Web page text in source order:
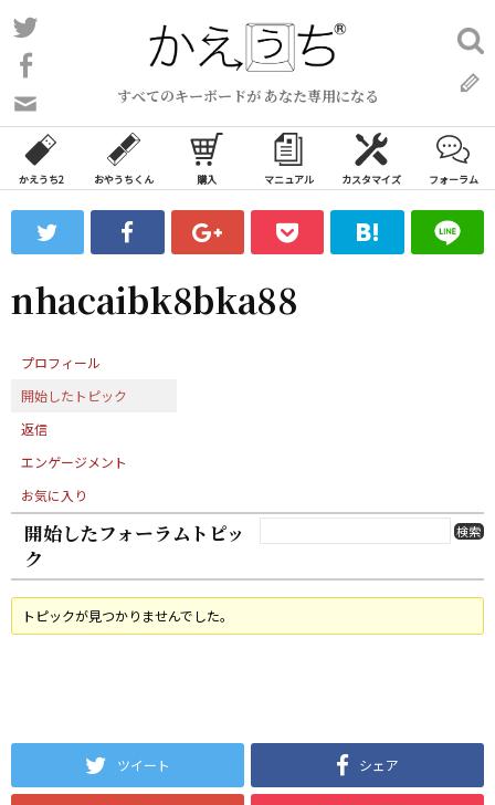
コ
ン
ン
ツ
ス
ッ
すべてのキーボードが あなた専用になる
い
合
わ
フ
ォ
ム
検
索:
かえうち2 おやうちくん 購入 マニュアル カスタマイズ フォーラム
nhacaibk8bka88
プロフィール
開始したトピック
返信
エンゲージメント
お気に入り
開始したフォーラムトピッ
ク
トピックが見つかりませんでした。
ツイート シェア